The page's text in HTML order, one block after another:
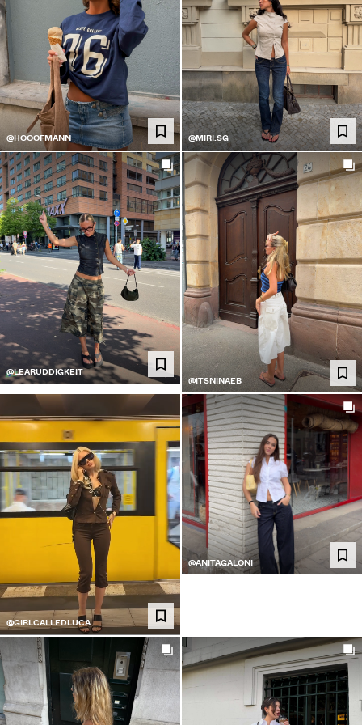
@HOOOFMANN @MIRI.SG
@LEARUDDIGKEIT
@ITSNINAEB
@GIRLCALLEDLUCA
@ANITAGALONI